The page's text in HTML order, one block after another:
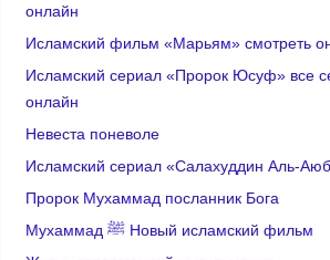
онлайн
Исламский фильм «Марьям» смотреть
Исламский сериал «Пророк Юсуф» все
онлайн
Невеста поневоле
Исламский сериал «Салахуддин Аль-
Пророк Мухаммад посланник Бога
Мухаммад ﷺ Новый исламский фильм